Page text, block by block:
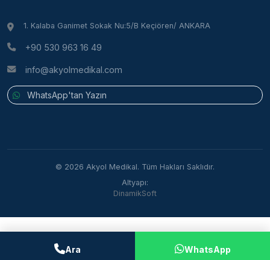
1. Kalaba Ganimet Sokak Nu:5/B Keçiören/ ANKARA
+90 530 963 16 49
info@akyolmedikal.com
WhatsApp'tan Yazın
© 2026 Akyol Medikal. Tüm Hakları Saklıdır.
Altyapı:
DinamikSoft
Ara WhatsApp